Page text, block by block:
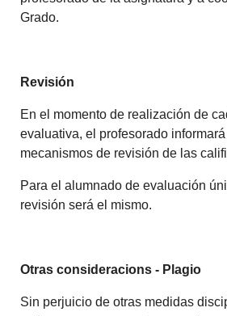
Grado.
Revisión
En el momento de realización de
evaluativa, el profesorado
mecanismos de revisión de las
Para el alumnado de evaluación
revisión será el mismo.
Otras consideracions - Plagio
Sin perjuicio de otras medidas